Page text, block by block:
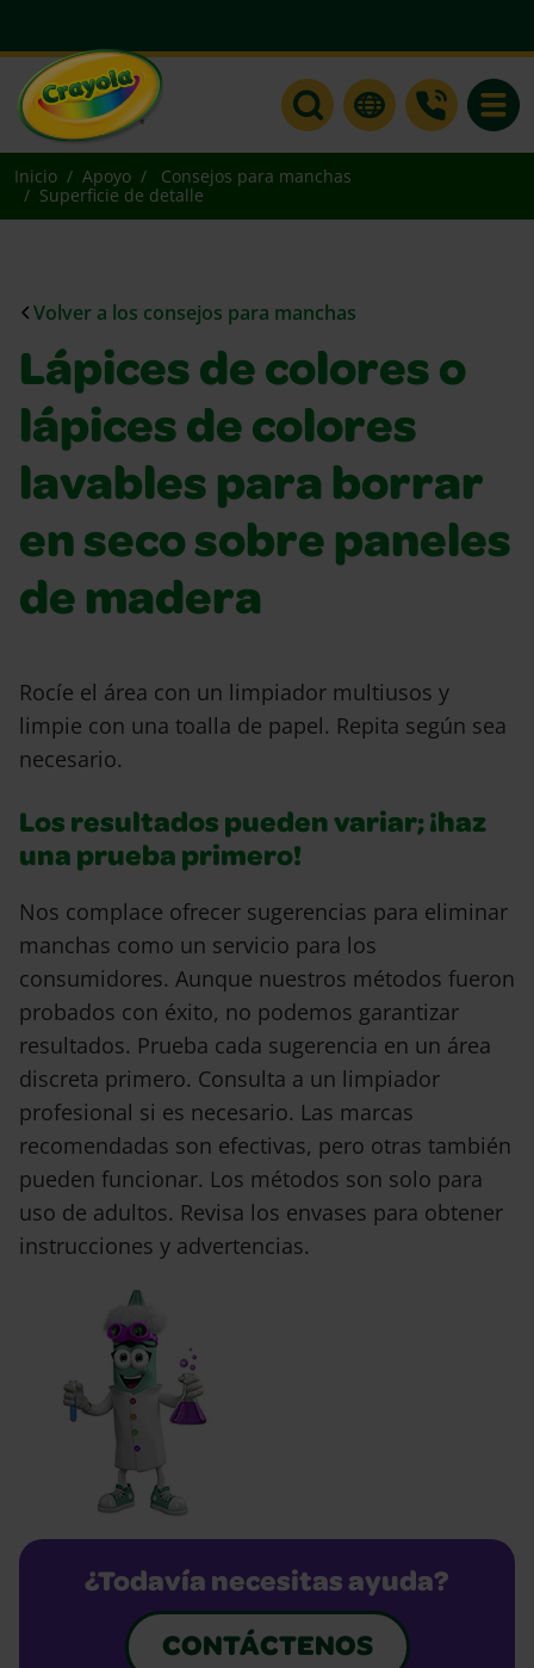
Inicio Apoyo
Consejos para manchas
Superficie de detalle
Volver a los consejos para manchas
Lápices de colores o
lápices de colores
lavables para borrar
en seco sobre paneles
de madera
Rocíe el área con un limpiador multiusos y
limpie con una toalla de papel. Repita según sea
necesario.
Los resultados pueden variar; ¡haz
una prueba primero!
Nos complace ofrecer sugerencias para eliminar
manchas como un servicio para los
consumidores. Aunque nuestros métodos fueron
probados con éxito, no podemos garantizar
resultados. Prueba cada sugerencia en un área
discreta primero. Consulta a un limpiador
profesional si es necesario. Las marcas
recomendadas son efectivas, pero otras también
pueden funcionar. Los métodos son solo para
uso de adultos. Revisa los envases para obtener
instrucciones y advertencias.
¿Todavía necesitas ayuda?
CONTÁCTENOS